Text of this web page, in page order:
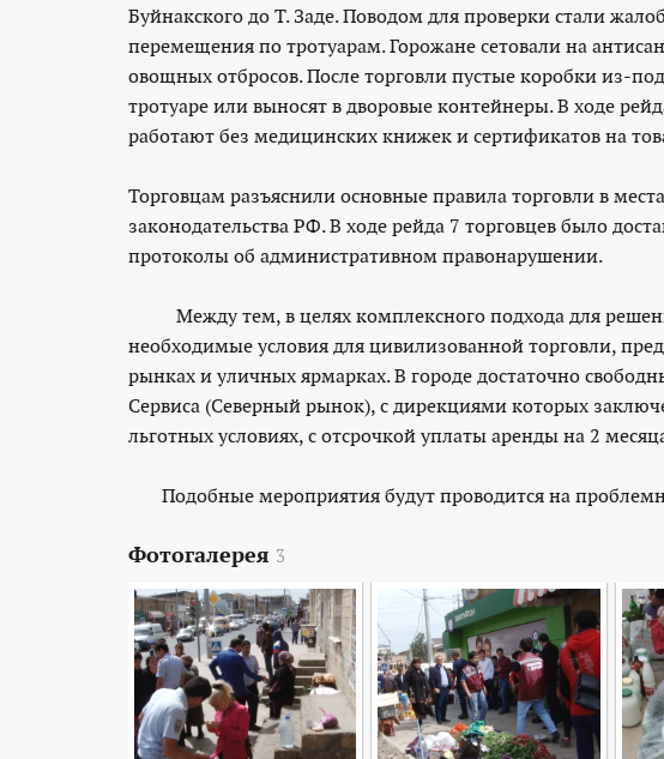
Буйнакского до Т. Заде. Поводом для проверки стали
перемещения по тротуарам. Горожане сетовали на
овощных отбросов. После торговли пустые коробки из-
тротуаре или выносят в дворовые контейнеры. В ходе
работают без медицинских книжек и сертификатов на
Торговцам разъяснили основные правила торговли в
законодательства РФ. В ходе рейда 7 торговцев было
протоколы об административном правонарушении.
Между тем, в целях комплексного подхода для
необходимые условия для цивилизованной торговли,
рынках и уличных ярмарках. В городе достаточно
Сервиса (Северный рынок), с дирекциями которых
льготных условиях, с отсрочкой уплаты аренды на 2
Подобные мероприятия будут проводится на
Фотогалерея 3